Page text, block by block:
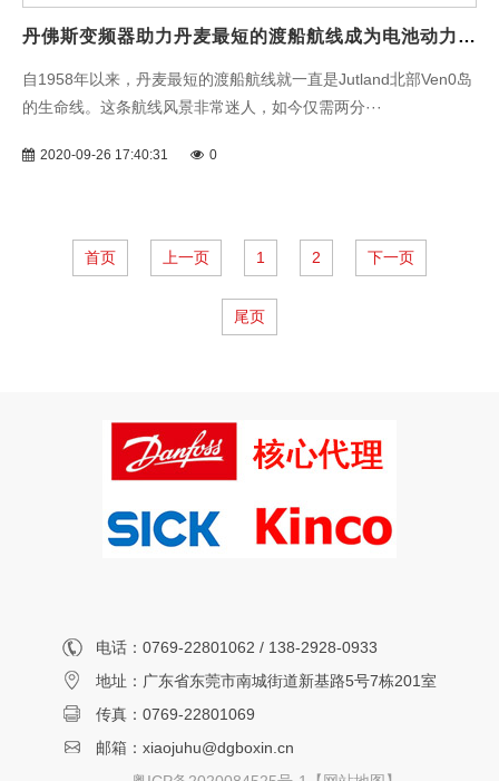
丹佛斯变频器助力丹麦最短的渡船航线成为电池动力先驱！
自1958年以来，丹麦最短的渡船航线就一直是Jutland北部Ven0岛
的生命线。这条航线风景非常迷人，如今仅需两分···
2020-09-26 17:40:31 0
首页 上一页 1 2 下一页
尾页
电话：0769-22801062 / 138-2928-0933
地址：广东省东莞市南城街道新基路5号7栋201室
传真：0769-22801069
邮箱：xiaojuhu@dgboxin.cn